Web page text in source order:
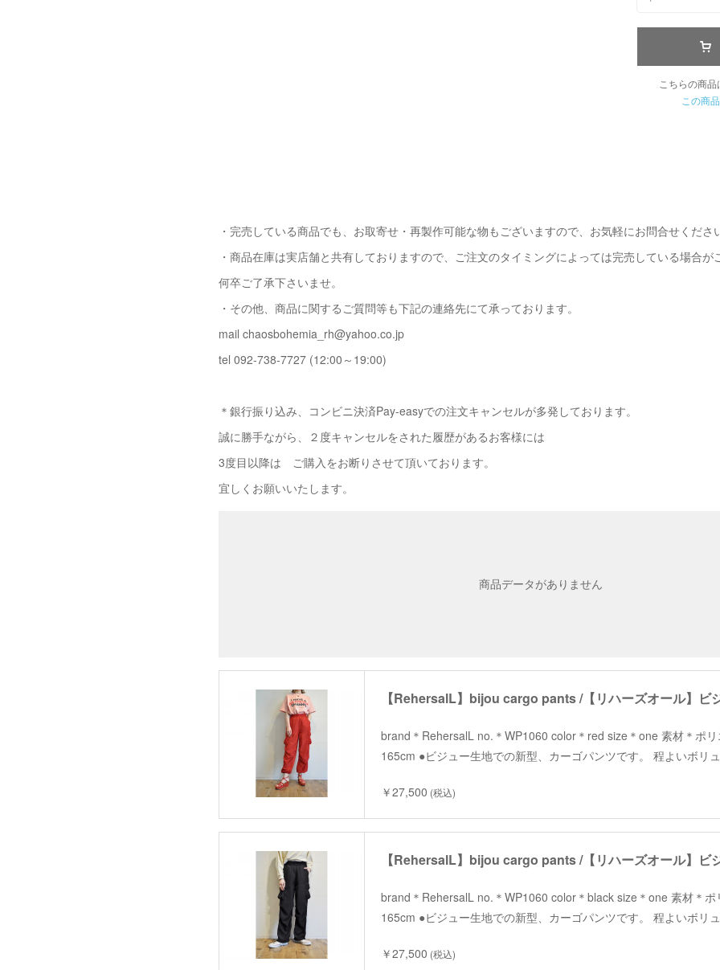
こちらの商品
この商
・完売している商品でも、お取寄せ・再製作可能な物もございますので、お気軽にお問合せくださ
・商品在庫は実店舗と共有しておりますので、ご注文のタイミングによっては完売している場合が
何卒ご了承下さいませ。
・その他、商品に関するご質問等も下記の連絡先にて承っております。
mail chaosbohemia_rh@yahoo.co.jp
tel 092-738-7727 (12:00～19:00)
＊銀行振り込み、コンビニ決済Pay-easyでの注文キャンセルが多発しております。
誠に勝手ながら、２度キャンセルをされた履歴があるお客様には
3度目以降は ご購入をお断りさせて頂いております。
宜しくお願いいたします。
商品データがありません
【RehersalL】bijou cargo pants /【リハーズオール】ビ
brand＊RehersalL no.＊WP1060 color＊red size＊one 素材＊ポリ
165cm ●ビジュー生地での新型、カーゴパンツです。 程よいボリ
￥27,500 (税込)
【RehersalL】bijou cargo pants /【リハーズオール】ビ
brand＊RehersalL no.＊WP1060 color＊black size＊one 素材＊ポ
165cm ●ビジュー生地での新型、カーゴパンツです。 程よいボリ
￥27,500 (税込)